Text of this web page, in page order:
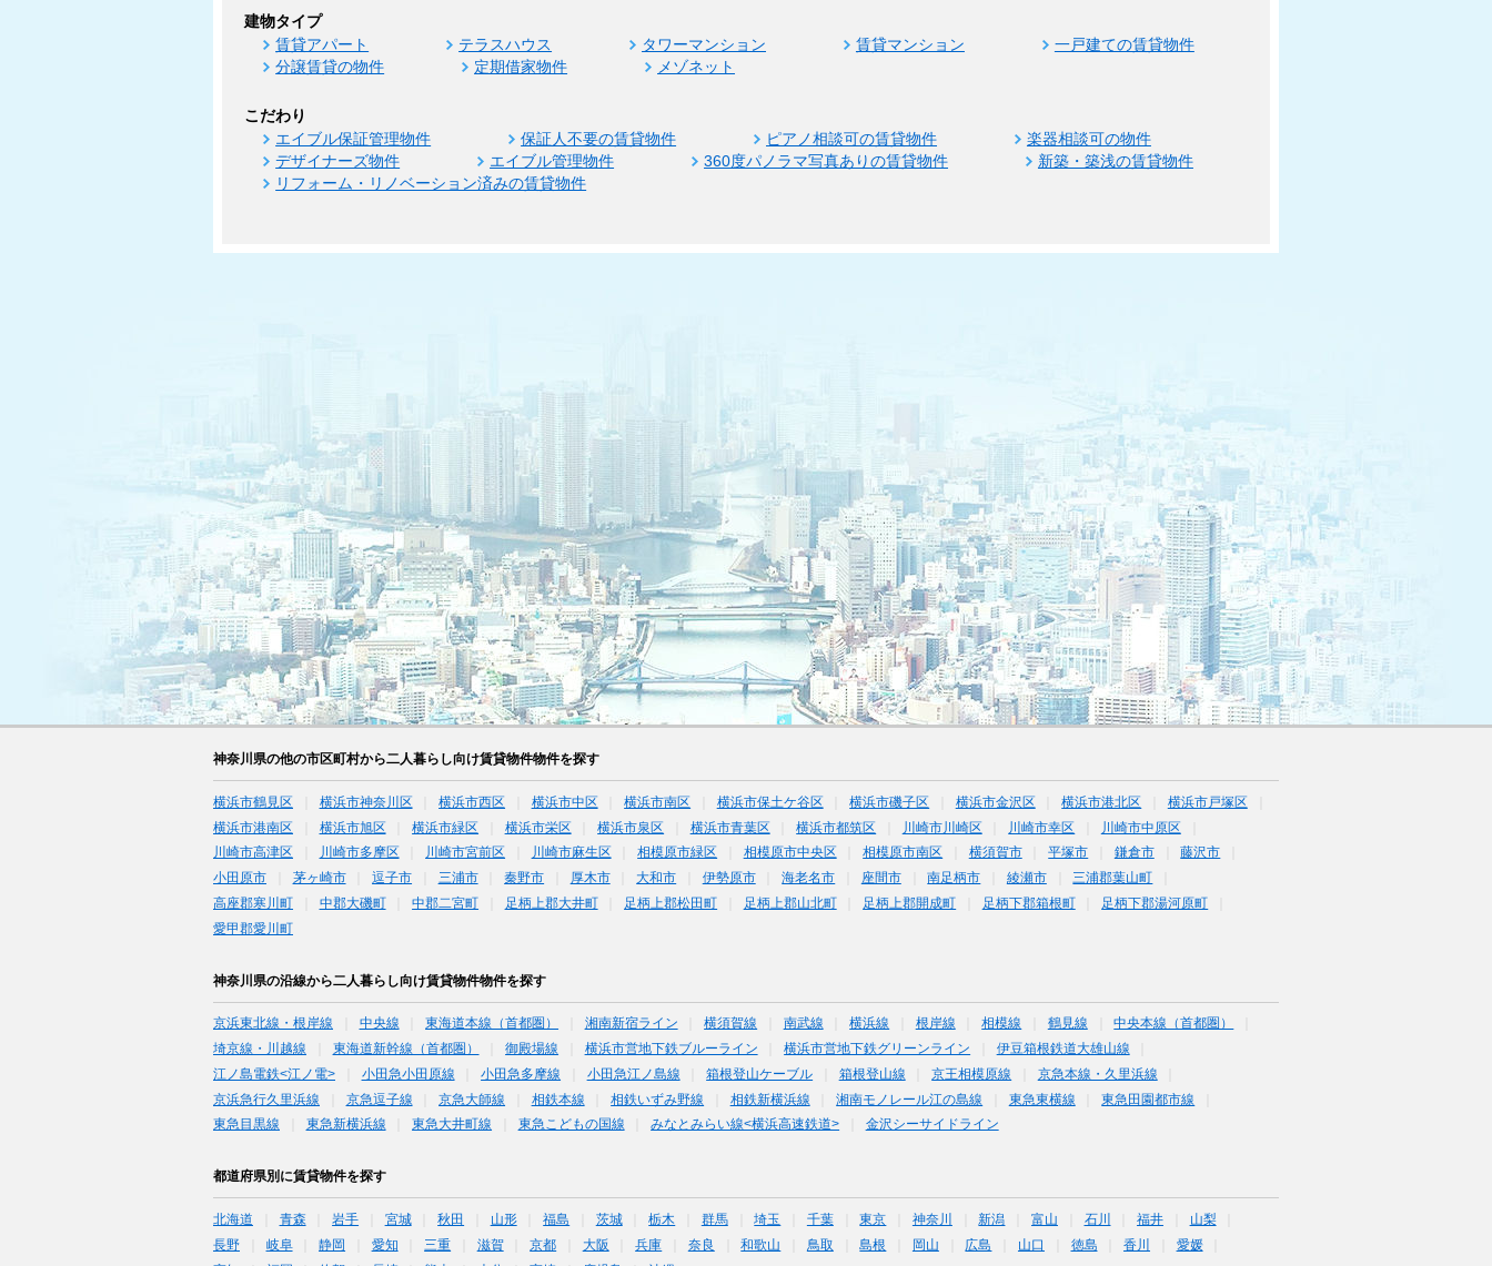
建物タイプ
賃貸アパート テラスハウス タワーマンション 賃貸マンション
一戸建ての賃貸物件
分譲賃貸の物件
定期借家物件 メゾネット
こだわり
エイブル保証管理物件 保証人不要の賃貸物件 ピアノ相談可の賃貸物件
楽器相談可の物件
デザイナーズ物件
エイブル管理物件 360度パノラマ写真ありの賃貸物件
新築・築浅の賃貸物件
リフォーム・リノベーション済みの賃貸物件
神奈川県の他の市区町村から二人暮らし向け賃貸物件物件を探す
横浜市鶴見区 横浜市神奈川区 横浜市西区 横浜市中区 横浜市南区 横浜市保土ケ谷区 横浜市磯子区 横浜市金沢区 横浜市港北区
横浜市戸塚区
横浜市港南区
横浜市旭区 横浜市緑区 横浜市栄区 横浜市泉区 横浜市青葉区 横浜市都筑区 川崎市川崎区 川崎市幸区
川崎市中原区
川崎市高津区
川崎市多摩区 川崎市宮前区 川崎市麻生区 相模原市緑区 相模原市中央区 相模原市南区 横須賀市 平塚市 鎌倉市
藤沢市
小田原市
茅ヶ崎市 逗子市 三浦市 秦野市 厚木市 大和市 伊勢原市 海老名市 座間市 南足柄市 綾瀬市
三浦郡葉山町
高座郡寒川町
中郡大磯町 中郡二宮町 足柄上郡大井町 足柄上郡松田町 足柄上郡山北町 足柄上郡開成町 足柄下郡箱根町
足柄下郡湯河原町
愛甲郡愛川町
神奈川県の沿線から二人暮らし向け賃貸物件物件を探す
京浜東北線・根岸線 中央線 東海道本線（首都圏） 湘南新宿ライン 横須賀線 南武線 横浜線 根岸線 相模線 鶴見線
中央本線（首都圏）
埼京線・川越線
東海道新幹線（首都圏） 御殿場線 横浜市営地下鉄ブルーライン 横浜市営地下鉄グリーンライン
伊豆箱根鉄道大雄山線
江ノ島電鉄<江ノ電>
小田急小田原線 小田急多摩線 小田急江ノ島線 箱根登山ケーブル 箱根登山線 京王相模原線
京急本線・久里浜線
京浜急行久里浜線
京急逗子線 京急大師線 相鉄本線 相鉄いずみ野線 相鉄新横浜線 湘南モノレール江の島線 東急東横線
東急田園都市線
東急目黒線
東急新横浜線 東急大井町線 東急こどもの国線 みなとみらい線<横浜高速鉄道> 金沢シーサイドライン
都道府県別に賃貸物件を探す
北海道 青森 岩手 宮城 秋田 山形 福島 茨城 栃木 群馬 埼玉 千葉 東京 神奈川 新潟 富山 石川 福井
山梨
長野
岐阜 静岡 愛知 三重 滋賀 京都 大阪 兵庫 奈良 和歌山 鳥取 島根 岡山 広島 山口 徳島 香川
愛媛